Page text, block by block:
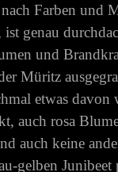
Farben und
genau
und
Müritz
etwas davon
auch rosa
auch keine
gelben